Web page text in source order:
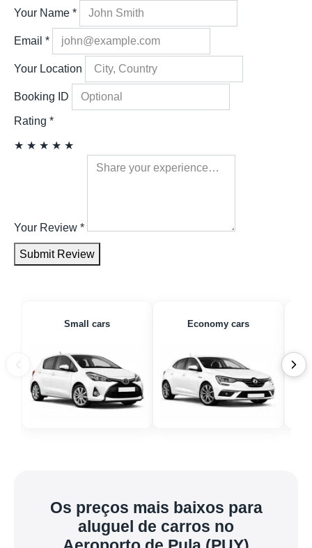
Your Name *
Email *
Your Location
Booking ID
Rating *
★ ★ ★ ★ ★
Your Review *
Submit Review
Small cars Economy cars
Os preços mais baixos para
aluguel de carros no